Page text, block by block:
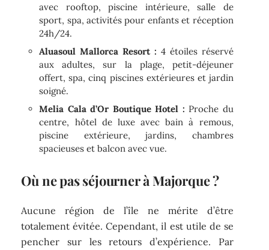
avec rooftop, piscine intérieure, salle de
sport, spa, activités pour enfants et réception
24h/24.
Aluasoul Mallorca Resort : 4 étoiles réservé
aux adultes, sur la plage, petit-déjeuner
offert, spa, cinq piscines extérieures et jardin
soigné.
Melia Cala d’Or Boutique Hotel : Proche du
centre, hôtel de luxe avec bain à remous,
piscine extérieure, jardins, chambres
spacieuses et balcon avec vue.
Où ne pas séjourner à Majorque ?
Aucune région de l’île ne mérite d’être
totalement évitée. Cependant, il est utile de se
pencher sur les retours d’expérience. Par